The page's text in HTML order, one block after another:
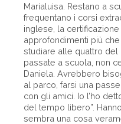
Marialuisa. Restano a
frequentano i corsi
inglese, la certificazione
approfondimenti più che
studiare alle quattro
passate a scuola, non
Daniela. Avrebbero
al parco, farsi una
con gli amici. Io l’ho
del tempo libero”.
sembra una cosa